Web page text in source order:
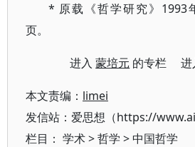
* 原载《哲学研究》1993
页。
进入蒙培元 的专栏 进
本文责编： limei
发信站：爱思想（https://
栏目： 学术>哲学 >中国哲学